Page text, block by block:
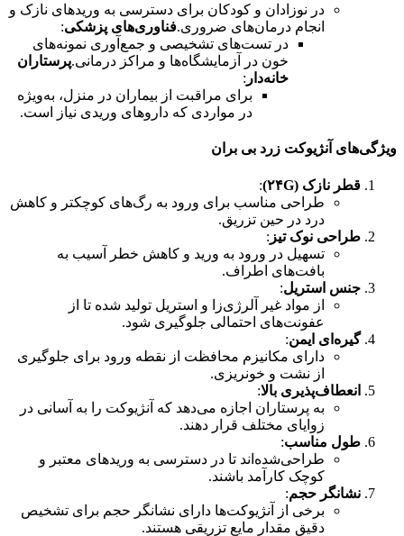
در نوزادان و کودکان برای دسترسی به وریدهای نازک و
انجام درمان‌های ضروری.فناوری‌های پزشکی:
در تست‌های تشخیصی و جمع‌آوری نمونه‌های
خون در آزمایشگاه‌ها و مراکز درمانی.پرستاران
خانه‌دار :
برای مراقبت از بیماران در منزل، به‌ویژه
در مواردی که داروهای وریدی نیاز است.
ویژگی‌های آنژیوکت زرد بی بران
قطر نازک (۲۴G)
:
طراحی مناسب برای ورود به رگ‌های کوچکتر و کاهش
درد در حین تزریق.
طراحی نوک تیز :
تسهیل در ورود به ورید و کاهش خطر آسیب به
بافت‌های اطراف.
جنس استریل:
از مواد غیر آلرژی‌زا و استریل تولید شده تا از
عفونت‌های احتمالی جلوگیری شود.
گیره‌ای ایمن:
دارای مکانیزم محافظت از نقطه ورود برای جلوگیری
از نشت و خونریزی.
انعطاف‌پذیری بالا:
به پرستاران اجازه می‌دهد که آنژیوکت را به آسانی در
زوایای مختلف قرار دهند.
طول مناسب:
طراحی‌شده‌اند تا در دسترسی به وریدهای معتبر و
کوچک کارآمد باشند.
نشانگر حجم:
برخی از آنژیوکت‌ها دارای نشانگر حجم برای تشخیص
دقیق مقدار مایع تزریقی هستند.